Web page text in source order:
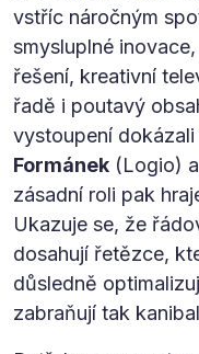
vstříc náročným
smysluplné
řešení, kreativní
řadě i poutavý
vystoupení
Formánek (Logio) a
zásadní roli pak
Ukazuje se, že
dosahují řetězce,
důsledně
zabraňují tak